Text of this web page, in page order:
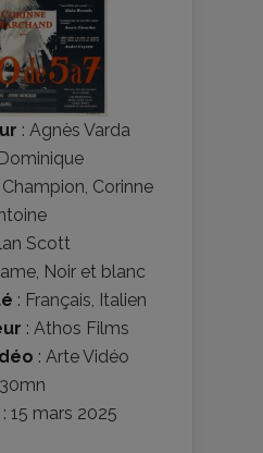
: Agnès Varda
Dominique
Corinne
Scott
Noir et blanc
: Français Italien
: Athos Films
: Arte Vidéo
: 15 mars 2025